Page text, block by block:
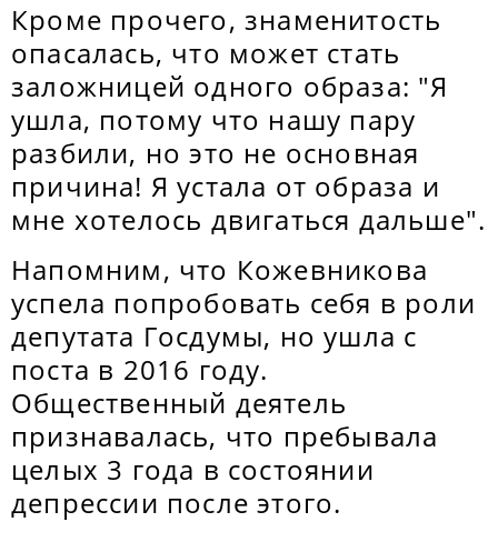
Кроме прочего, знаменитость
опасалась, что может стать
заложницей одного образа: "Я
ушла, потому что нашу пару
разбили, но это не основная
причина! Я устала от образа и
мне хотелось двигаться дальше".
Напомним, что Кожевникова
успела попробовать себя в роли
депутата Госдумы, но ушла с
поста в 2016 году.
Общественный деятель
признавалась, что пребывала
целых 3 года в состоянии
депрессии после этого.